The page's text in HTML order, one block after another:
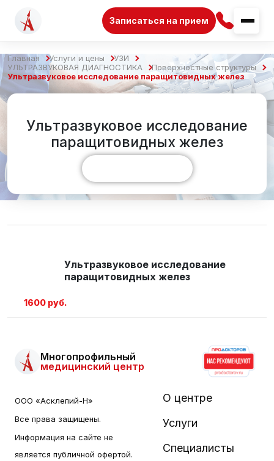
Записаться на прием
Главная Услуги и цены
УЗИ
УЛЬТРАЗВУКОВАЯ ДИАГНОСТИКА
Поверхностные структуры
Ультразвуковое исследование паращитовидных желез
Ультразвуковое исследование
паращитовидных желез
Ультразвуковое исследование
паращитовидных желез
1600 руб.
Многопрофильный
медицинский центр
ООО «Асклепий-Н»
Все права защищены.
Информация на сайте не
является публичной офертой.
О центре
Услуги
Специалисты